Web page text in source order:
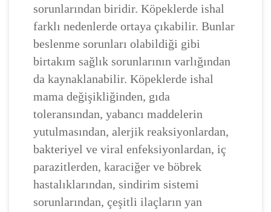
sorunlarından biridir. Köpeklerde ishal
farklı nedenlerde ortaya çıkabilir. Bunlar
beslenme sorunları olabildiği gibi
birtakım sağlık sorunlarının varlığından
da kaynaklanabilir. Köpeklerde ishal
mama değişikliğinden, gıda
toleransından, yabancı maddelerin
yutulmasından, alerjik reaksiyonlardan,
bakteriyel ve viral enfeksiyonlardan, iç
parazitlerden, karaciğer ve böbrek
hastalıklarından, sindirim sistemi
sorunlarından, çeşitli ilaçların yan